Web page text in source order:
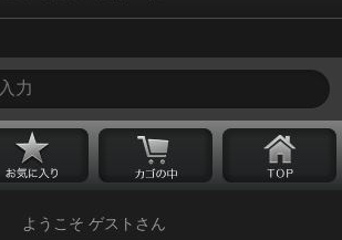
ようこそ ゲストさん